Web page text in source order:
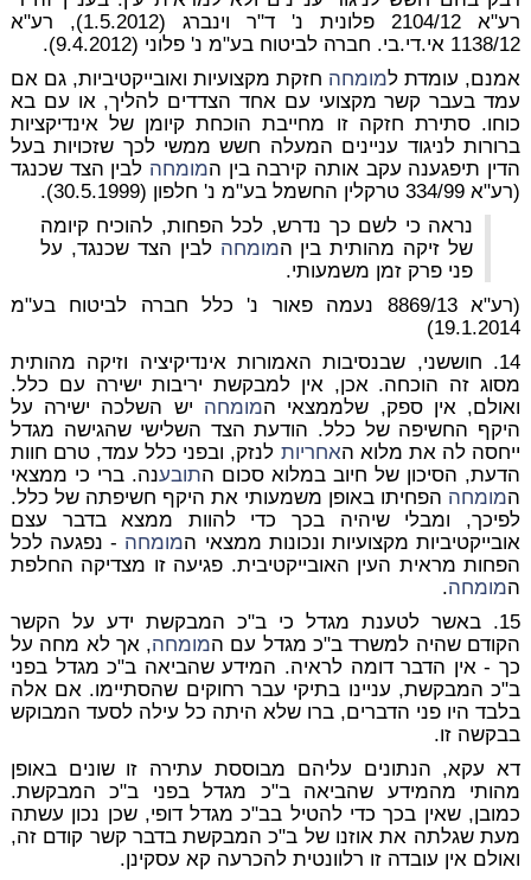
רע"א 2104/12 פלונית נ' ד"ר וינברג (1.5.2012), רע"א
1138/12 אי.די.בי. חברה לביטוח בע"מ נ' פלוני (9.4.2012).
אמנם, עומדת למומחה חזקת מקצועיות ואובייקטיביות, גם אם
עמד בעבר קשר מקצועי עם אחד הצדדים להליך, או עם בא
כוחו. סתירת חזקה זו מחייבת הוכחת קיומן של אינדיקציות
ברורות לניגוד עניינים המעלה חשש ממשי לכך שזכויות בעל
הדין תיפגענה עקב אותה קירבה בין המומחה לבין הצד שכנגד
(רע"א 334/99 טרקלין החשמל בע"מ נ' חלפון (30.5.1999).
נראה כי לשם כך נדרש, לכל הפחות, להוכיח קיומה
של זיקה מהותית בין המומחה לבין הצד שכנגד, על
פני פרק זמן משמעותי.
(רע"א 8869/13 נעמה פאור נ' כלל חברה לביטוח בע"מ
19.1.2014)
14. חוששני, שבנסיבות האמורות אינדיקיציה וזיקה מהותית
מסוג זה הוכחה. אכן, אין למבקשת יריבות ישירה עם כלל.
ואולם, אין ספק, שלממצאי המומחה יש השלכה ישירה על
היקף החשיפה של כלל. הודעת הצד השלישי שהגישה מגדל
ייחסה לה את מלוא האחריות לנזק, ובפני כלל עמד, טרם חוות
הדעת, הסיכון של חיוב במלוא סכום התובענה. ברי כי ממצאי
המומחה הפחיתו באופן משמעותי את היקף חשיפתה של כלל.
לפיכך, ומבלי שיהיה בכך כדי להוות ממצא בדבר עצם
אובייקטיביות מקצועיות ונכונות ממצאי המומחה - נפגעה לכל
הפחות מראית העין האובייקטיבית. פגיעה זו מצדיקה החלפת
המומחה.
15. באשר לטענת מגדל כי ב"כ המבקשת ידע על הקשר
הקודם שהיה למשרד ב"כ מגדל עם המומחה, אך לא מחה על
כך - אין הדבר דומה לראיה. המידע שהביאה ב"כ מגדל בפני
ב"כ המבקשת, עניינו בתיקי עבר רחוקים שהסתיימו. אם אלה
בלבד היו פני הדברים, ברו שלא היתה כל עילה לסעד המבוקש
בבקשה זו.
דא עקא, הנתונים עליהם מבוססת עתירה זו שונים באופן
מהותי מהמידע שהביאה ב"כ מגדל בפני ב"כ המבקשת.
כמובן, שאין בכך כדי להטיל בב"כ מגדל דופי, שכן נכון עשתה
מעת שגלתה את אוזנו של ב"כ המבקשת בדבר קשר קודם זה,
ואולם אין עובדה זו רלוונטית להכרעה קא עסקינן.